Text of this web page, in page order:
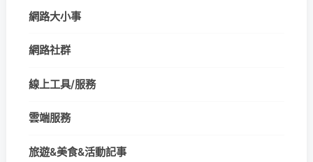
網路大小事
網路社群
線上工具/服務
雲端服務
旅遊&美食&活動記事